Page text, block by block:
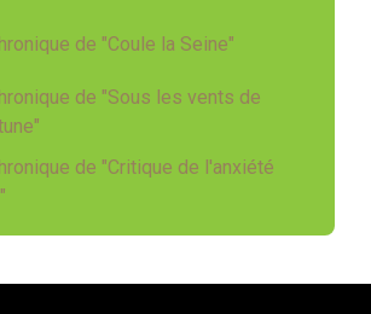
de "Coule la Seine"
de "Sous les vents de
de "Critique de l'anxiété